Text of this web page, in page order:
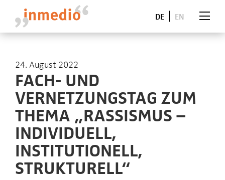
DE EN
24. August 2022
FACH- UND
VERNETZUNGSTAG ZUM
THEMA „RASSISMUS –
INDIVIDUELL,
INSTITUTIONELL,
STRUKTURELL“